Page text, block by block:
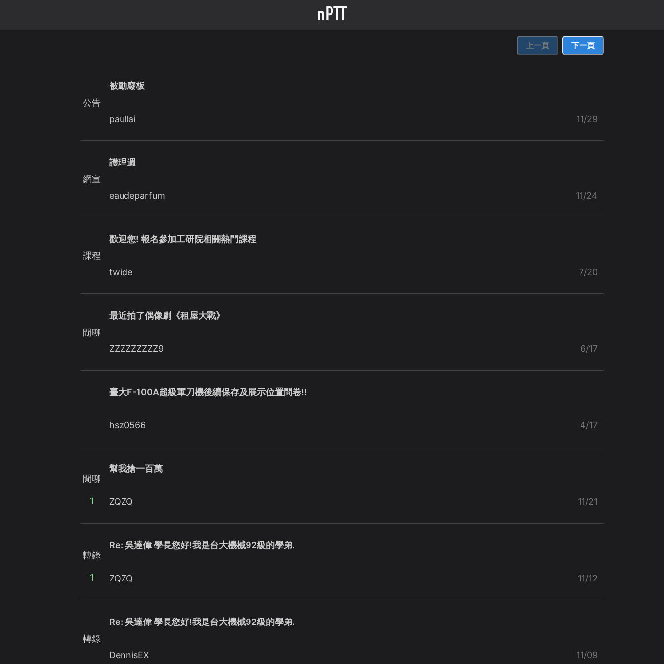
上一頁 下一頁
公告
被動廢板
paullai 11/29
網宣
護理週
eaudeparfum 11/24
課程
歡迎您! 報名參加工研院相關熱門課程
twide 7/20
閒聊
最近拍了偶像劇《租屋大戰》
ZZZZZZZZZ9 6/17
臺大F-100A超級軍刀機後續保存及展示位置問卷!!
hsz0566 4/17
閒聊
1
幫我搶一百萬
ZQZQ 11/21
轉錄
1
Re: 吳達偉 學長您好!我是台大機械92級的學弟.
ZQZQ 11/12
轉錄
Re: 吳達偉 學長您好!我是台大機械92級的學弟.
DennisEX 11/09